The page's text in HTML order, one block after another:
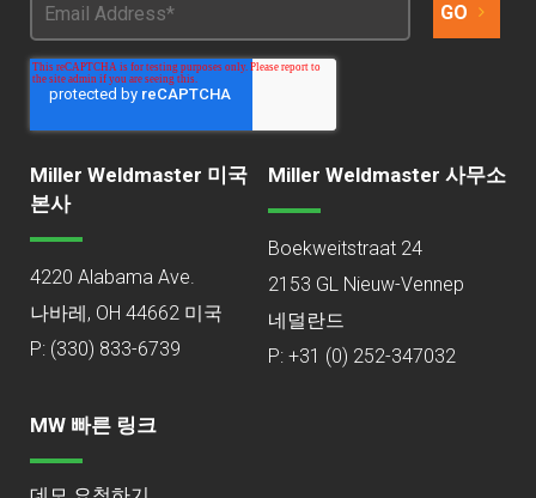
Miller Weldmaster 미국
본사
4220 Alabama Ave.
나바레, OH 44662 미국
P: (330) 833-6739
Miller Weldmaster 사무소
Boekweitstraat 24
2153 GL Nieuw-Vennep
네덜란드
P: +31 (0) 252-347032
MW 빠른 링크